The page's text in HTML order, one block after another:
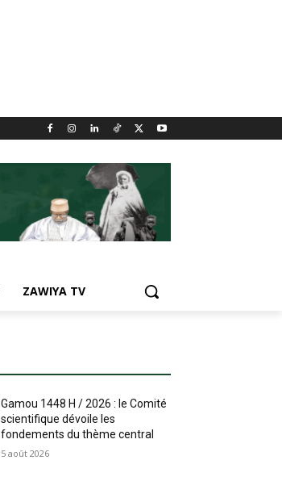
ZAWIYA TV
Gamou 1448 H / 2026 : le Comité
scientifique dévoile les
fondements du thème central
5 août 2026